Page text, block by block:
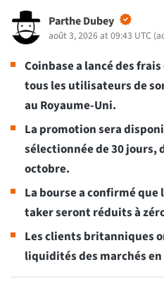
Parthe Dubey
août 3, 2026 at 09:43 UTC (
Coinbase a lancé des
tous les utilisateurs de
au Royaume-Uni.
La promotion sera
sélectionnée de 30 jours,
octobre.
La bourse a confirmé
taker seront réduits à
Les clients britanniques
liquidités des marchés